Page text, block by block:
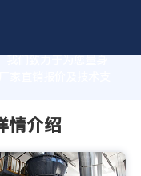
我们致力于为您量身
直销报价及技术支
情介绍